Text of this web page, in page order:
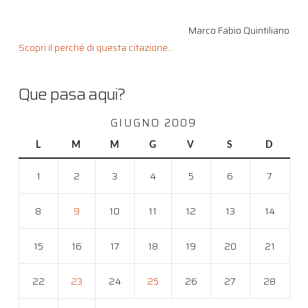
Marco Fabio Quintiliano
Scopri il perché di questa citazione...
Que pasa aqui?
GIUGNO 2009
L M M G V S D
1 2 3 4 5 6 7
8 9 10 11 12 13 14
15 16 17 18 19 20 21
22 23 24 25 26 27 28